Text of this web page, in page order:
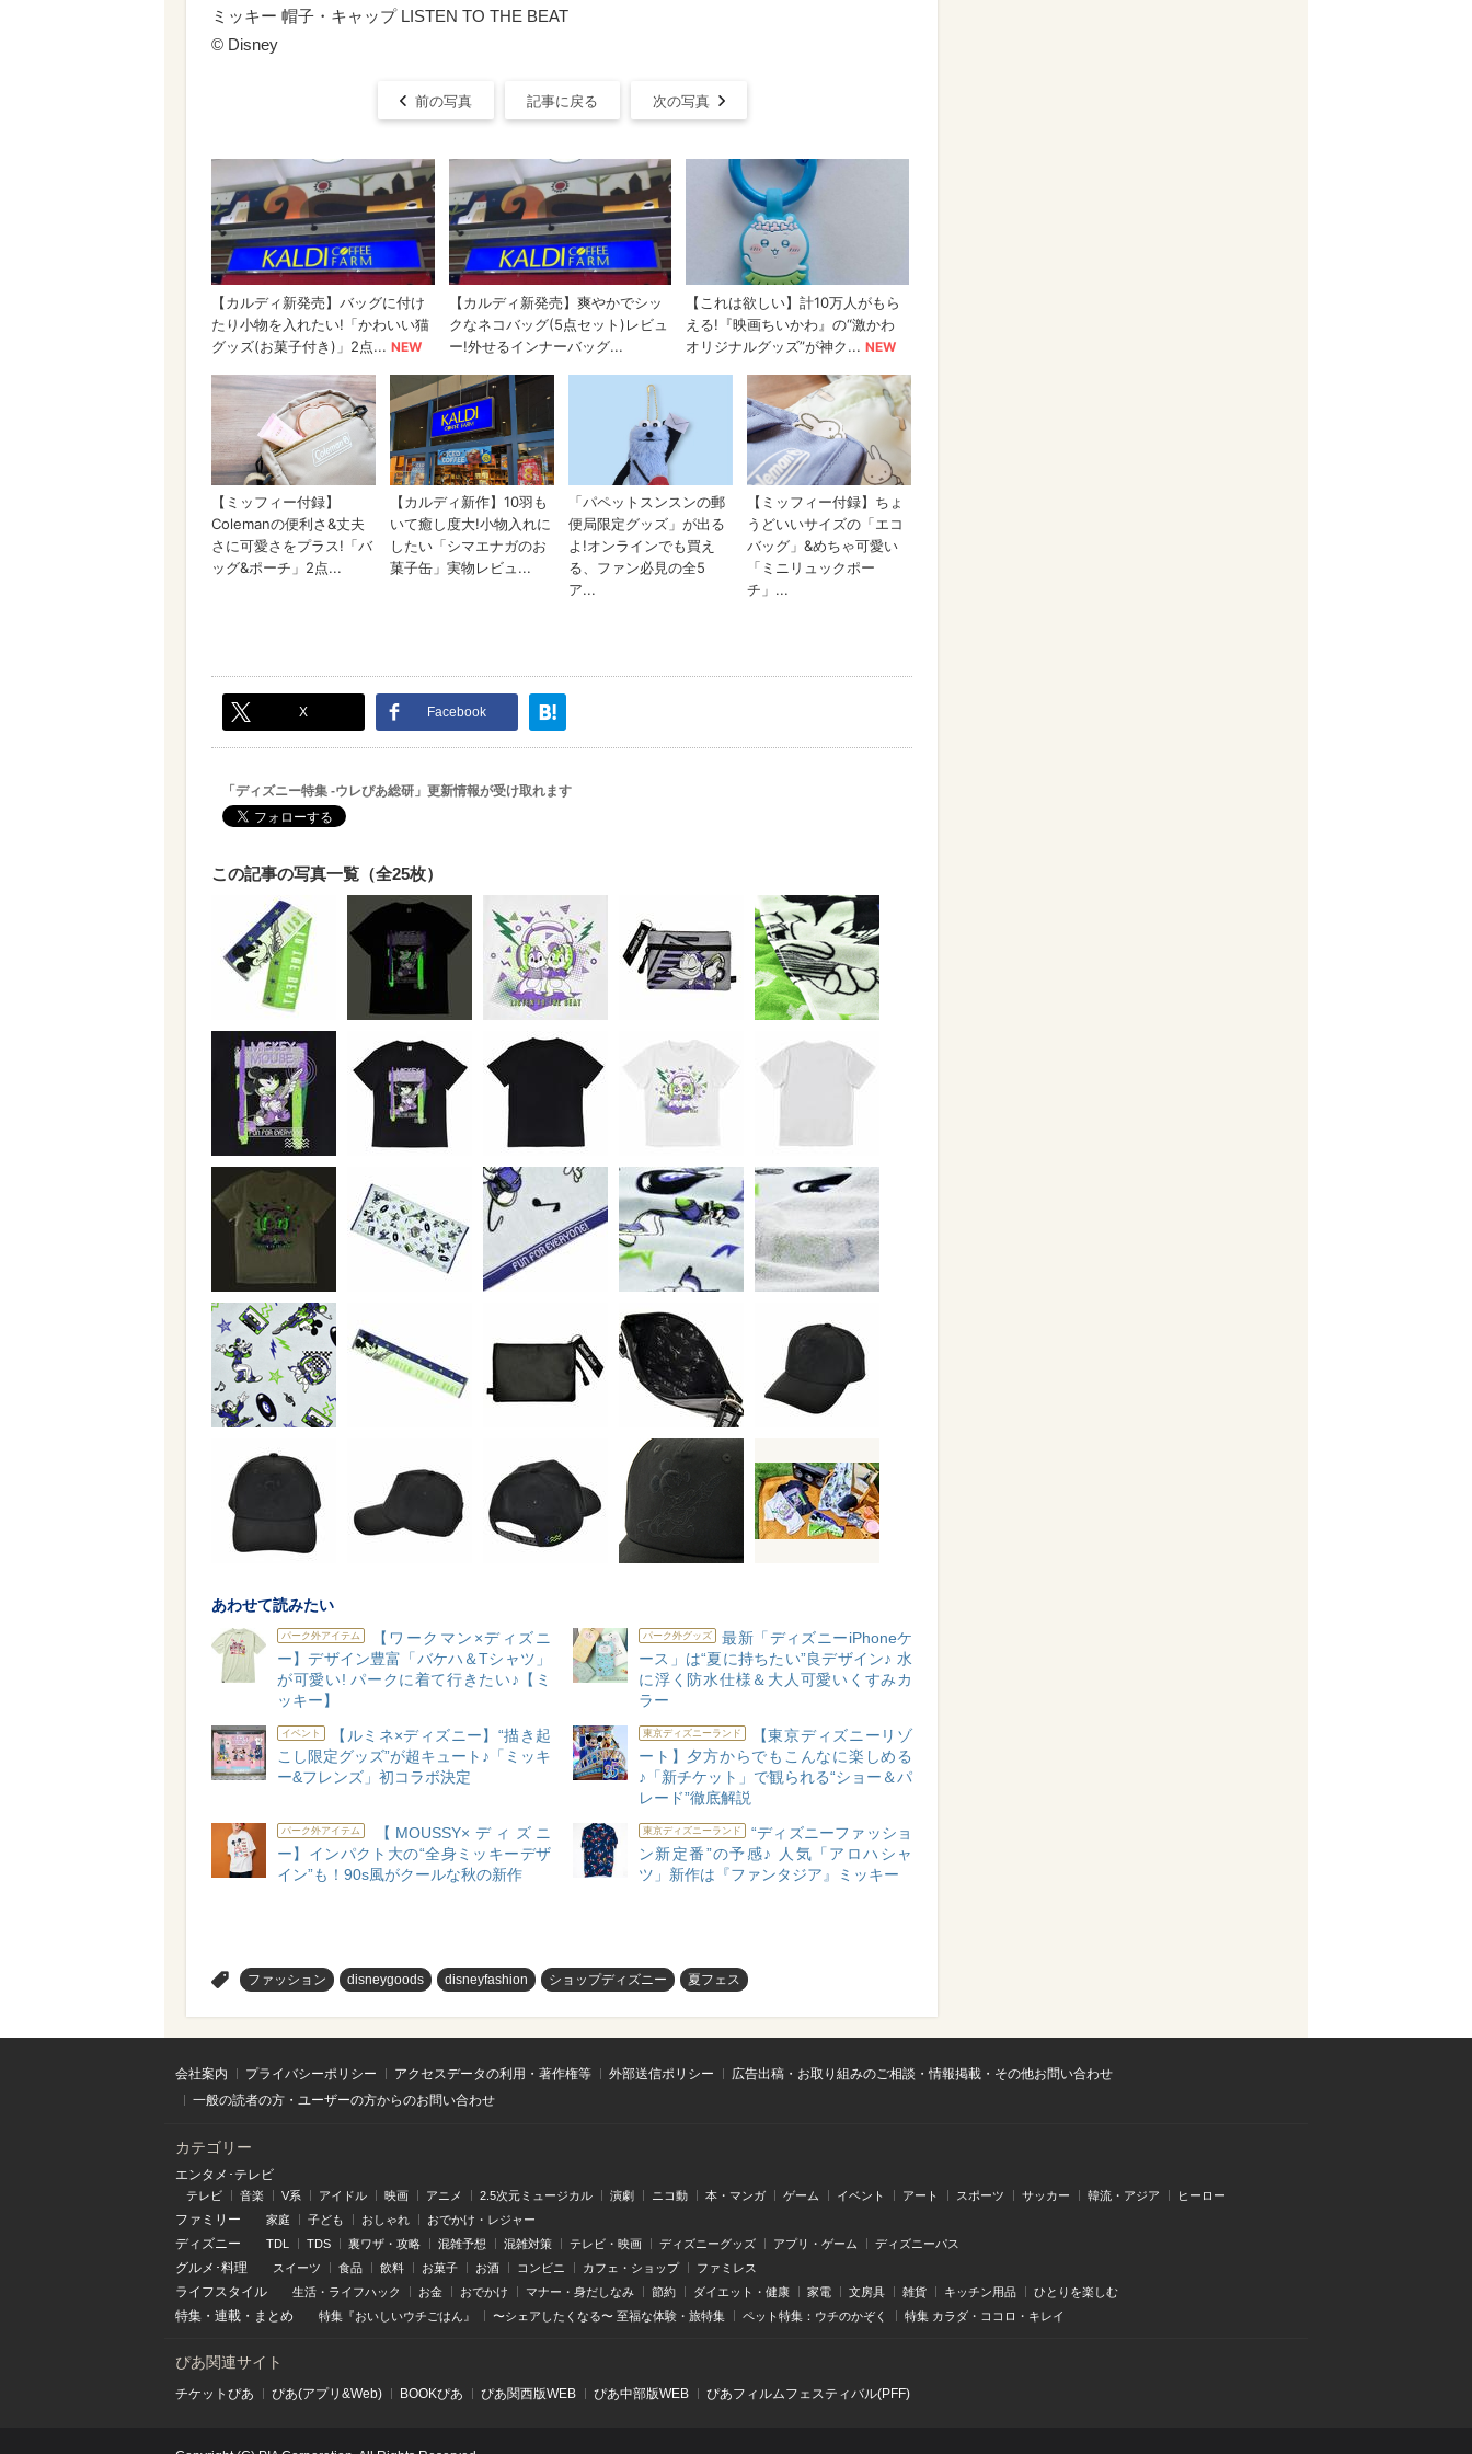
ミッキー 帽子・キャップ LISTEN TO THE BEAT
© Disney
前の写真 記事に戻る 次の写真
X Facebook
「ディズニー特集 -ウレぴあ総研」更新情報が受け取れます
この記事の写真一覧（全25枚）
あわせて読みたい
パーク外アイテム
【ワークマン×ディズニ
ー】デザイン豊富「バケハ＆Tシャツ」
が可愛い! パークに着て行きたい♪【ミ
ッキー】
パーク外グッズ
最新「ディズニーiPhoneケ
ース」は“夏に持ちたい”良デザイン♪ 水
に浮く防水仕様＆大人可愛いくすみカ
ラー
イベント
【ルミネ×ディズニー】“描き起
こし限定グッズ”が超キュート♪「ミッキ
ー&フレンズ」初コラボ決定
東京ディズニーランド
【東京ディズニーリゾ
ート】夕方からでもこんなに楽しめる
♪「新チケット」で観られる“ショー＆パ
レード”徹底解説
パーク外アイテム
【MOUSSY×ディズニ
ー】インパクト大の“全身ミッキーデザ
イン”も！90s風がクールな秋の新作
東京ディズニーランド
“ディズニーファッショ
ン新定番”の予感♪ 人気「アロハシャ
ツ」新作は『ファンタジア』ミッキー
ファッション disneygoods disneyfashion ショップディズニー 夏フェス
会社案内 プライバシーポリシー アクセスデータの利用・著作権等 外部送信ポリシー
広告出稿・お取り組みのご相談・情報掲載・その他お問い合わせ
一般の読者の方・ユーザーの方からのお問い合わせ
カテゴリー
エンタメ･テレビ
テレビ 音楽 V系 アイドル 映画 アニメ 2.5次元ミュージカル 演劇 ニコ動 本・マンガ ゲーム イベント アート スポーツ サッカー 韓流・アジア ヒーロー
ファミリー 家庭 子ども おしゃれ おでかけ・レジャー
ディズニー TDL TDS 裏ワザ・攻略 混雑予想 混雑対策 テレビ・映画 ディズニーグッズ アプリ・ゲーム ディズニーパス
グルメ･料理 スイーツ 食品 飲料 お菓子 お酒 コンビニ カフェ・ショップ ファミレス
ライフスタイル 生活・ライフハック お金 おでかけ マナー・身だしなみ 節約 ダイエット・健康 家電 文房具 雑貨 キッチン用品 ひとりを楽しむ
特集 ・ 連載 ・ まとめ 特集『おいしいウチごはん』 〜シェアしたくなる〜 至福な体験・旅特集 ペット特集：ウチのかぞく 特集 カラダ・ココロ・キレイ
ぴあ関連サイト
チケットぴあ ぴあ(アプリ&Web) BOOKぴあ ぴあ関⻄版WEB ぴあ中部版WEB ぴあフィルムフェスティバル(PFF)